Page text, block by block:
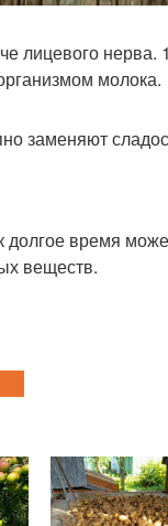
лицевого
молока.
заменяют
долгое время
веществ.